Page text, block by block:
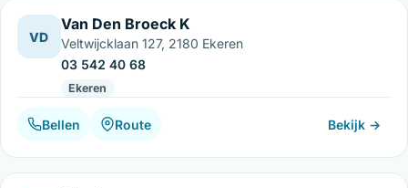
VD
Van Den Broeck K
Veltwijcklaan 127, 2180 Ekeren
03 542 40 68
Ekeren
Bellen Route Bekijk →